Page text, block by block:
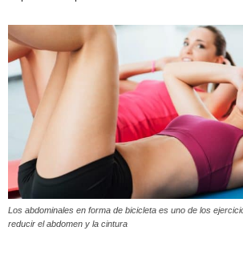
Los abdominales en forma de bicicleta es uno de los
reducir el abdomen y la cintura